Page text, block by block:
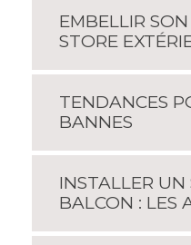
EMBELLIR
STORE
TENDANCES
BANNES
INSTALLER UN
BALCON : LES